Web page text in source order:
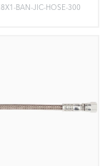
BAN-JIC-HOSE-300